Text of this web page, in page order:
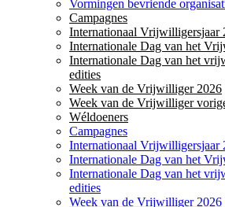
Vormingen bevriende
Campagnes
Internationaal Vrijwilligersjaar
Internationale Dag van het
Internationale Dag van het
edities
Week van de Vrijwilliger 2026
Week van de Vrijwilliger
Wéldoeners
Campagnes
Internationaal Vrijwilligersjaar
Internationale Dag van het
Internationale Dag van het
edities
Week van de Vrijwilliger 2026